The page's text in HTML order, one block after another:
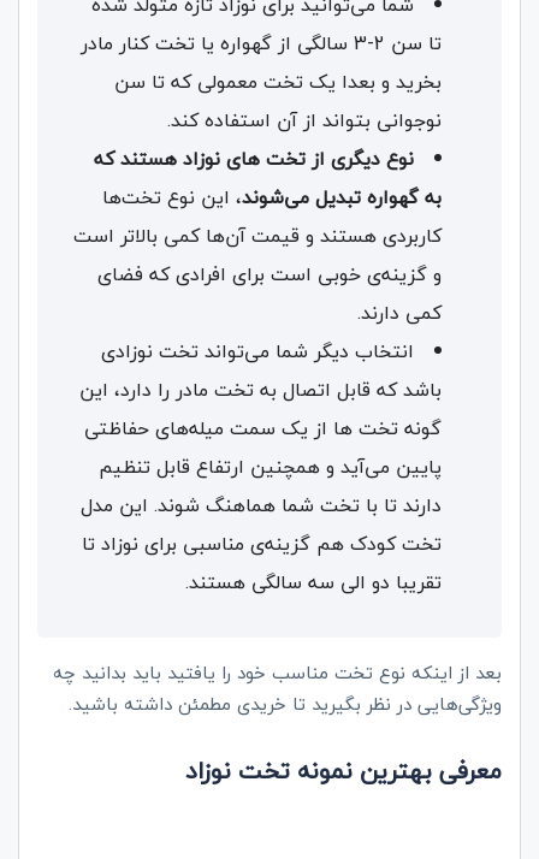
تا سن 2-3 سالگی از گهواره یا تخت‌ کنار مادر
بخرید و بعدا یک تخت معمولی که تا سن
نوجوانی بتواند از آن استفاده کند.
نوع دیگری از تخت‌ های نوزاد هستند که
به گهواره تبدیل می‌شوند، این نوع تخت‌ها
کاربردی هستند و قیمت آن‌ها کمی بالاتر است
و گزینه‌ی خوبی است برای افرادی که فضای
کمی دارند.
انتخاب دیگر شما می‌تواند تخت‌ نوزادی
باشد که قابل اتصال به تخت مادر را دارد، این
گونه تخت‌ ها از یک سمت میله‌های حفاظتی
پایین می‌آید و همچنین ارتفاع قابل تنظیم
دارند تا با تخت شما هماهنگ شوند. این مدل
تخت‌ کودک هم گزینه‌ی مناسبی برای نوزاد تا
تقریبا دو الی سه سالگی هستند.
بعد از اینکه نوع تخت مناسب خود را یافتید باید بدانید چه
ویژگی‌هایی در نظر بگیرید تا خریدی مطمئن داشته باشید.
معرفی بهترین نمونه‌ تخت نوزاد